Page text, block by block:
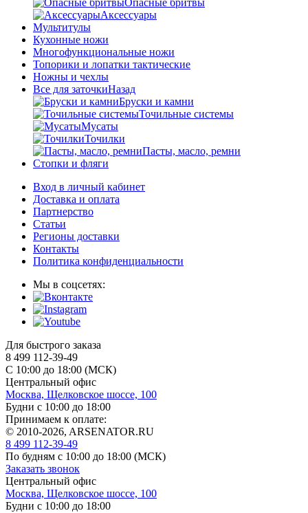
Опасные бритвы
Аксессуары
Мультитулы
Кухонные ножи
Многофункциональные ножи
Топорики и лопатки тактические
Ножны и чехлы
Все для заточкиНазад
Бруски и камни
Точильные системы
Мусаты
Точилки
Пасты, масло, ремни
Стопки и фляги
Вход в личный кабинет
Доставка и оплата
Партнерство
Статьи
Регионы доставки
Контакты
Политика конфиденциальности
Мы в соцсетях:
Для быстрого заказа
8 499 112-39-49
С 10:00 до 18:00 (МСК)
Центральный офис
Москва, Щелковское шоссе, 100
Будни с 10:00 до 18:00
Принимаем к оплате:
© 2010-2026, ARSENATOR.RU
8 499 112-39-49
По будням с 10:00 до 18:00 (МСК)
Заказать звонок
Центральный офис
Москва, Щелковское шоссе, 100
Будни с 10:00 до 18:00